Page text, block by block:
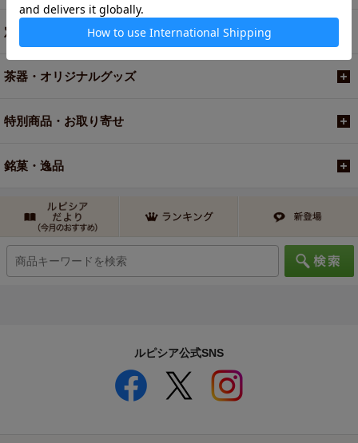
定期便
茶器・オリジナルグッズ
特別商品・お取り寄せ
銘菓・逸品
ルピシア公式SNS